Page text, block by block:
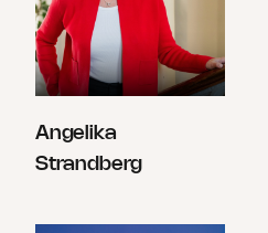
Angelika
Strandberg